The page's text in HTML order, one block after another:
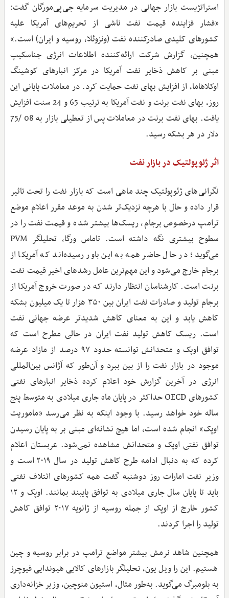
استراتژیست بازار جهانی در مدیریت سرمایه جی‌پی‌مورگان گفت:
«فشار فزاینده قیمت نفت ناشی از تحریم‌های آمریکا علیه
کشورهای کلیدی صادرکننده نفت (ونزوئلا، روسیه و ایران) است.»
همچنین، گزارش شرکت ارائه‌کننده اطلاعات انرژی جناسکیپ
مبنی بر کاهش ذخایر نفت آمریکا در مرکز انبارهای کوشینگ
اوکلاهاما، از افزایش بهای نفت حمایت کرد. در معاملات پایانی این
روز، بهای نفت برنت و نفت آمریکا به ترتیب 65 و 24 سنت افزایش
یافت. بهای نفت برنت در معاملات پس از تعطیلی بازار به 08 /75
دلار در هر بشکه رسید.
اثر ژئوپولتیک در بازار نفت
نگرانی‌های ژئوپولتیک چند ماهی است که بازار نفت را تحت تاثیر
قرار داده و حال با هرچه نزدیک‌تر شدن به موعد مقرر اعلام موضع
ترامپ درخصوص برجام، ریسک‌ها بیشتر شده و قیمت نفت را در
سطوح بیشتری نگه داشته است. تاماس ورگا، تحلیلگر PVM
می‌گوید؛ در حال حاضر همه به این باور رسیده‌اند که آمریکا از
برجام خارج می‌شود و این مهم‌ترین عامل رشدهای اخیر قیمت نفت
برنت است. کارشناسان انتظار دارند که در صورت خروج آمریکا از
برجام تولید و صادرات نفت ایران بین ۳۵۰ هزار تا یک میلیون بشکه
کاهش یابد و این به معنای کاهش شدیدتر عرضه جهانی نفت
است. ریسک کاهش تولید نفت ایران در حالی مطرح است که
توافق اوپک و متحدانش توانسته حدود ۹۷ درصد از مازاد عرضه
موجود در بازار نفت را از بین ببرد و آن‌طور که آژانس بین‌المللی
انرژی در آخرین گزارش خود اعلام کرده ذخایر انبارهای نفتی
کشورهای OECD حداکثر در پایان ماه جاری میلادی به متوسط پنج
ساله خود خواهد رسید. با وجود اینکه به نظر می‌رسد «ماموریت
اوپک» انجام شده است، اما هیچ نشانه‌ای مبنی بر به پایان رسیدن
توافق نفتی اوپک و متحدانش مشاهده نمی‌شود. عربستان اعلام
کرده که به دنبال ادامه طرح کاهش تولید در سال ۲۰۱۹ است و
وزیر نفت امارات روز دوشنبه گفت همه کشورهای ائتلاف نفتی
باید تا پایان سال جاری میلادی به توافق پایبند بمانند. اوپک و ۱۲
کشور خارج از اوپک از جمله روسیه از ژانویه ۲۰۱۷ توافق کاهش
تولید را اجرا کردند.
همچنین شاهد نرمش بیشتر مواضع ترامپ در برابر روسیه و چین
هستیم. این را ویل یون، تحلیلگر بازارهای کالایی هیوندایی فیوچرز
به بلومبرگ می‌گوید. به‌طور مثال، استیون منوچین، وزیر خزانه‌داری